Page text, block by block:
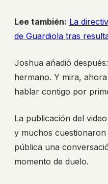
Lee también: La
de Guardiola tras
Joshua añadió
hermano. Y mira,
hablar contigo por
La publicación del
y muchos
pública una
momento de duelo.